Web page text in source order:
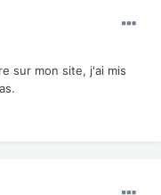
sur mon site, j'ai mis